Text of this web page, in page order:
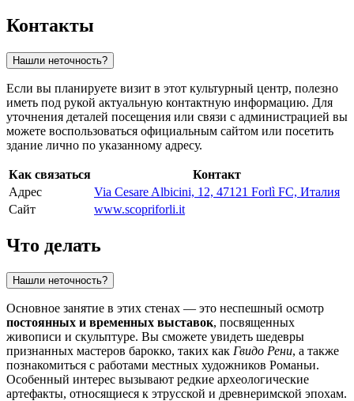
Контакты
Нашли неточность?
Если вы планируете визит в этот культурный центр, полезно
иметь под рукой актуальную контактную информацию. Для
уточнения деталей посещения или связи с администрацией вы
можете воспользоваться официальным сайтом или посетить
здание лично по указанному адресу.
Как связаться
Контакт
Адрес
Via Cesare Albicini, 12, 47121 Forlì FC, Италия
Сайт
www.scopriforli.it
Что делать
Нашли неточность?
Основное занятие в этих стенах — это неспешный осмотр
постоянных и временных выставок, посвященных
живописи и скульптуре. Вы сможете увидеть шедевры
признанных мастеров барокко, таких как Гвидо Рени, а также
познакомиться с работами местных художников Романьи.
Особенный интерес вызывают редкие археологические
артефакты, относящиеся к этрусской и древнеримской эпохам.